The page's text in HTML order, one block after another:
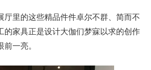
里的这些精品件件卓尔不群、简而不
的家具正是设计大伽们梦寐以求的创作
一亮。